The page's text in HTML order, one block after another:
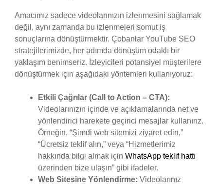
Amacımız sadece videolarınızın izlenmesini sağlamak
değil, aynı zamanda bu izlenmeleri somut iş
sonuçlarına dönüştürmektir. Çobanlar YouTube SEO
stratejilerimizde, her adımda dönüşüm odaklı bir
yaklaşım benimseriz. İzleyicileri potansiyel müşterilere
dönüştürmek için aşağıdaki yöntemleri kullanıyoruz:
Etkili Çağrılar (Call to Action – CTA):
Videolarınızın içinde ve açıklamalarında net ve
yönlendirici harekete geçirici mesajlar kullanırız.
Örneğin, “Şimdi web sitemizi ziyaret edin,”
“Ücretsiz teklif alın,” veya “Hizmetlerimiz
hakkında bilgi almak için WhatsApp teklif hattı
üzerinden bize ulaşın” gibi ifadeler.
Web Sitesine Yönlendirme: Videolarınız